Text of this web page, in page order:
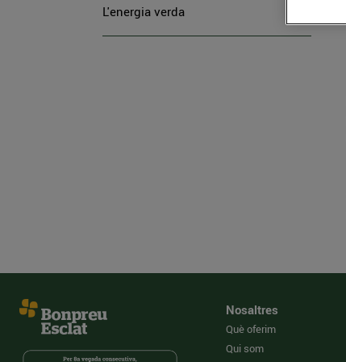
L'energia verda
Nosaltres
Què oferim
Qui som